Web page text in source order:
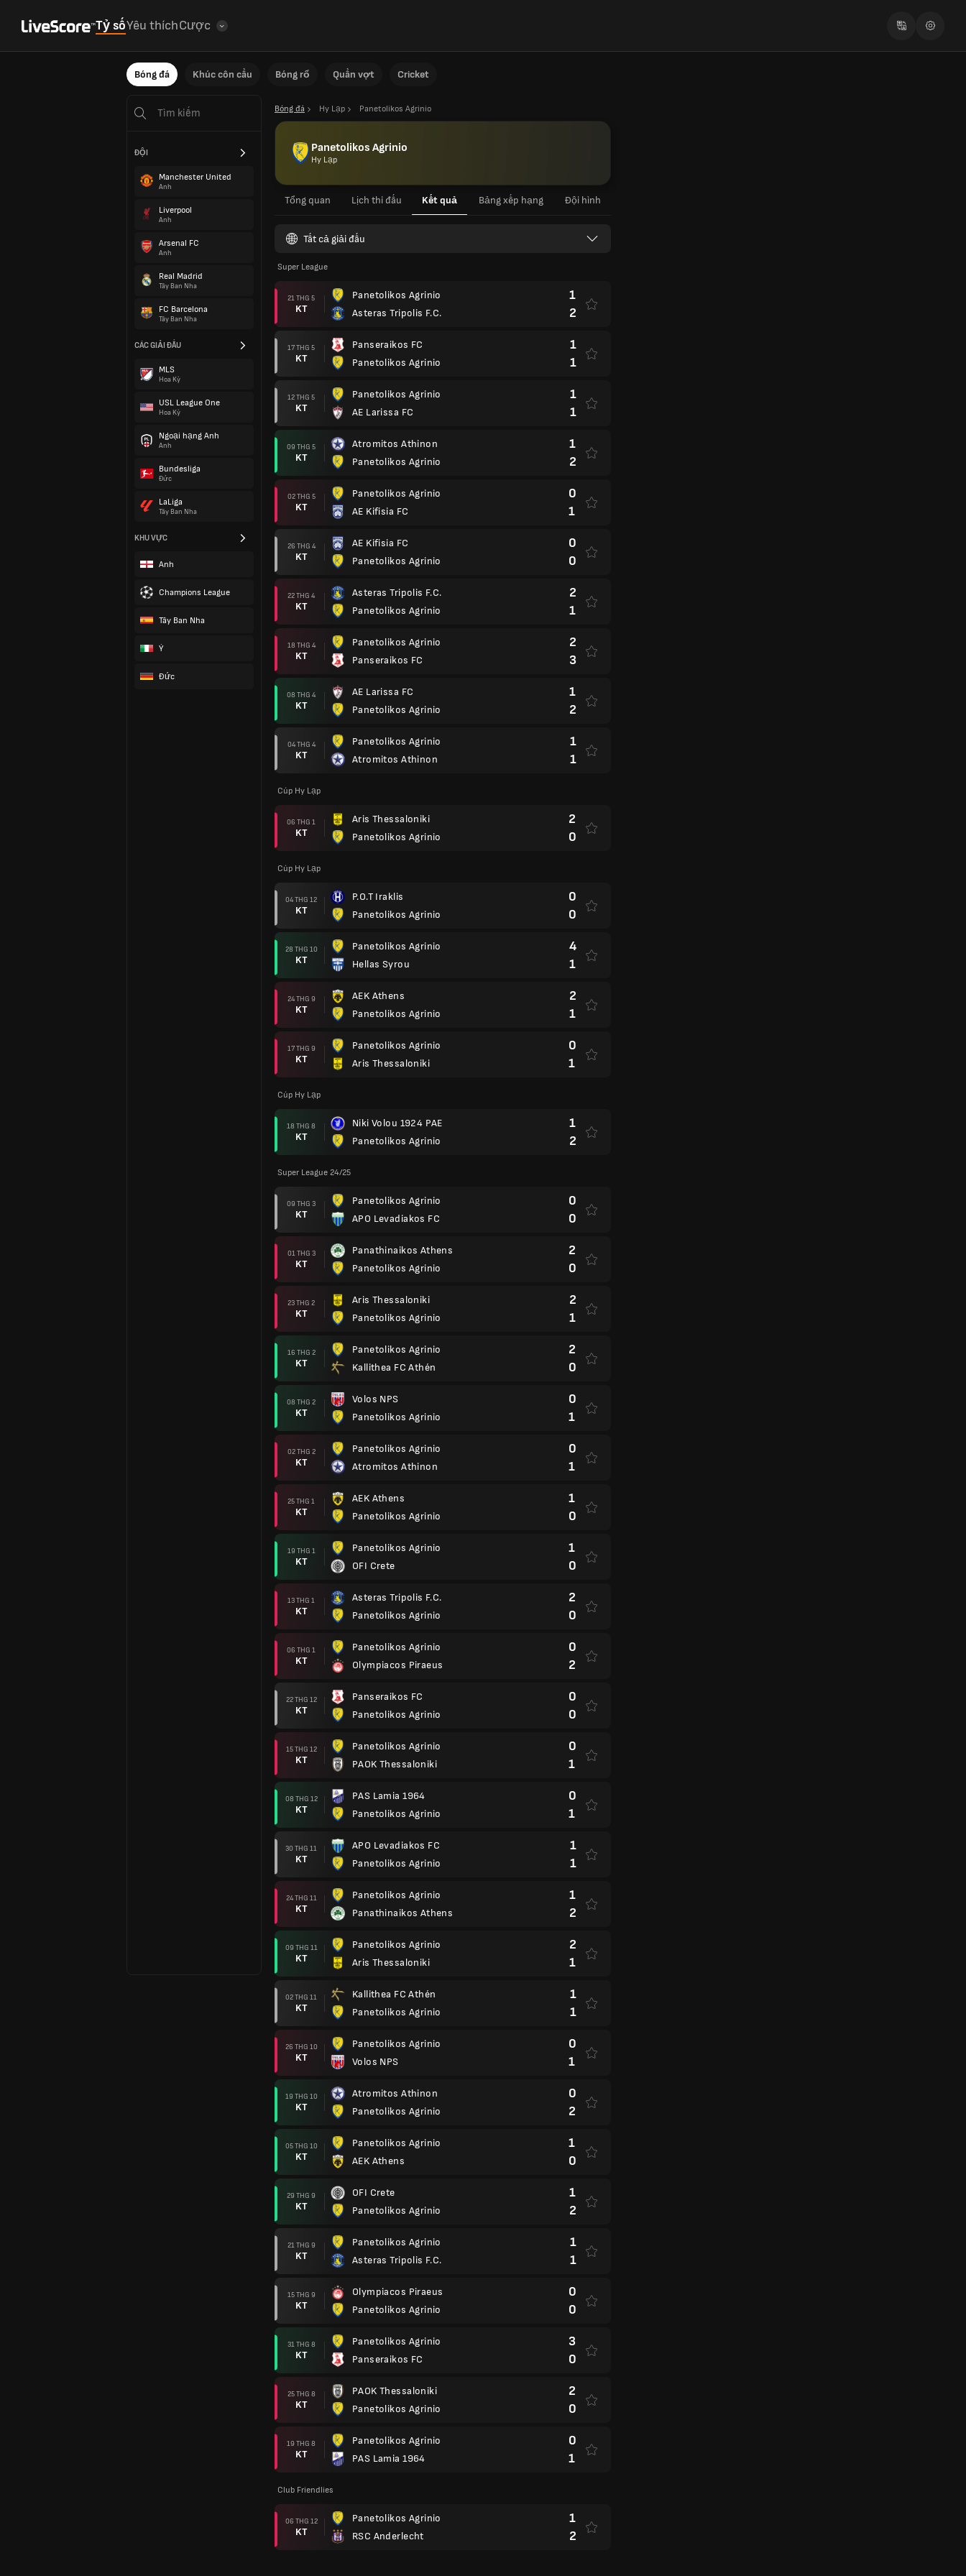
Tỷ sốYêu thíchCược
Bóng đá Khúc côn cầu Bóng rổ Quần vợt Cricket
ĐỘI
Manchester United
Anh
Liverpool
Anh
Arsenal FC
Anh
Real Madrid
Tây Ban Nha
FC Barcelona
Tây Ban Nha
CÁC GIẢI ĐẤU
MLS
Hoa Kỳ
USL League One
Hoa Kỳ
Ngoại hạng Anh
Anh
Bundesliga
Đức
LaLiga
Tây Ban Nha
KHU VỰC
Anh
Champions League
Tây Ban Nha
Ý
Đức
Bóng đá Hy Lạp Panetolikos Agrinio
Panetolikos Agrinio
Hy Lạp
Tổng quan Lịch thi đấu Kết quả Bảng xếp hạng Đội hình
Tất cả giải đấu
Super League
21 THG 5
KT
Panetolikos Agrinio
Asteras Tripolis F.C.
1
2
17 THG 5
KT
Panseraikos FC
Panetolikos Agrinio
1
1
12 THG 5
KT
Panetolikos Agrinio
AE Larissa FC
1
1
09 THG 5
KT
Atromitos Athinon
Panetolikos Agrinio
1
2
02 THG 5
KT
Panetolikos Agrinio
AE Kifisia FC
0
1
26 THG 4
KT
AE Kifisia FC
Panetolikos Agrinio
0
0
22 THG 4
KT
Asteras Tripolis F.C.
Panetolikos Agrinio
2
1
18 THG 4
KT
Panetolikos Agrinio
Panseraikos FC
2
3
08 THG 4
KT
AE Larissa FC
Panetolikos Agrinio
1
2
04 THG 4
KT
Panetolikos Agrinio
Atromitos Athinon
1
1
Cúp Hy Lạp
06 THG 1
KT
Aris Thessaloniki
Panetolikos Agrinio
2
0
Cúp Hy Lạp
04 THG 12
KT
P.O.T Iraklis
Panetolikos Agrinio
0
0
28 THG 10
KT
Panetolikos Agrinio
Hellas Syrou
4
1
24 THG 9
KT
AEK Athens
Panetolikos Agrinio
2
1
17 THG 9
KT
Panetolikos Agrinio
Aris Thessaloniki
0
1
Cúp Hy Lạp
18 THG 8
KT
Niki Volou 1924 PAE
Panetolikos Agrinio
1
2
Super League 24/25
09 THG 3
KT
Panetolikos Agrinio
APO Levadiakos FC
0
0
01 THG 3
KT
Panathinaikos Athens
Panetolikos Agrinio
2
0
23 THG 2
KT
Aris Thessaloniki
Panetolikos Agrinio
2
1
16 THG 2
KT
Panetolikos Agrinio
Kallithea FC Athén
2
0
08 THG 2
KT
Volos NPS
Panetolikos Agrinio
0
1
02 THG 2
KT
Panetolikos Agrinio
Atromitos Athinon
0
1
25 THG 1
KT
AEK Athens
Panetolikos Agrinio
1
0
19 THG 1
KT
Panetolikos Agrinio
OFI Crete
1
0
13 THG 1
KT
Asteras Tripolis F.C.
Panetolikos Agrinio
2
0
06 THG 1
KT
Panetolikos Agrinio
Olympiacos Piraeus
0
2
22 THG 12
KT
Panseraikos FC
Panetolikos Agrinio
0
0
15 THG 12
KT
Panetolikos Agrinio
PAOK Thessaloniki
0
1
08 THG 12
KT
PAS Lamia 1964
Panetolikos Agrinio
0
1
30 THG 11
KT
APO Levadiakos FC
Panetolikos Agrinio
1
1
24 THG 11
KT
Panetolikos Agrinio
Panathinaikos Athens
1
2
09 THG 11
KT
Panetolikos Agrinio
Aris Thessaloniki
2
1
02 THG 11
KT
Kallithea FC Athén
Panetolikos Agrinio
1
1
26 THG 10
KT
Panetolikos Agrinio
Volos NPS
0
1
19 THG 10
KT
Atromitos Athinon
Panetolikos Agrinio
0
2
05 THG 10
KT
Panetolikos Agrinio
AEK Athens
1
0
29 THG 9
KT
OFI Crete
Panetolikos Agrinio
1
2
21 THG 9
KT
Panetolikos Agrinio
Asteras Tripolis F.C.
1
1
15 THG 9
KT
Olympiacos Piraeus
Panetolikos Agrinio
0
0
31 THG 8
KT
Panetolikos Agrinio
Panseraikos FC
3
0
25 THG 8
KT
PAOK Thessaloniki
Panetolikos Agrinio
2
0
19 THG 8
KT
Panetolikos Agrinio
PAS Lamia 1964
0
1
Club Friendlies
06 THG 12
KT
Panetolikos Agrinio
RSC Anderlecht
1
2